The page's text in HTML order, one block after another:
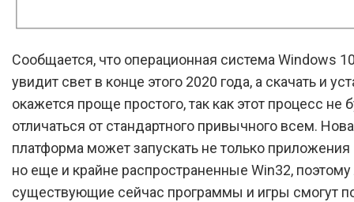
Сообщается, что операционная система Windows
увидит свет в конце этого 2020 года, а скачать и
окажется проще простого, так как этот процесс не
отличаться от стандартного привычного всем.
платформа может запускать не только приложения
но еще и крайне распространенные Win32,
существующие сейчас программы и игры смогут